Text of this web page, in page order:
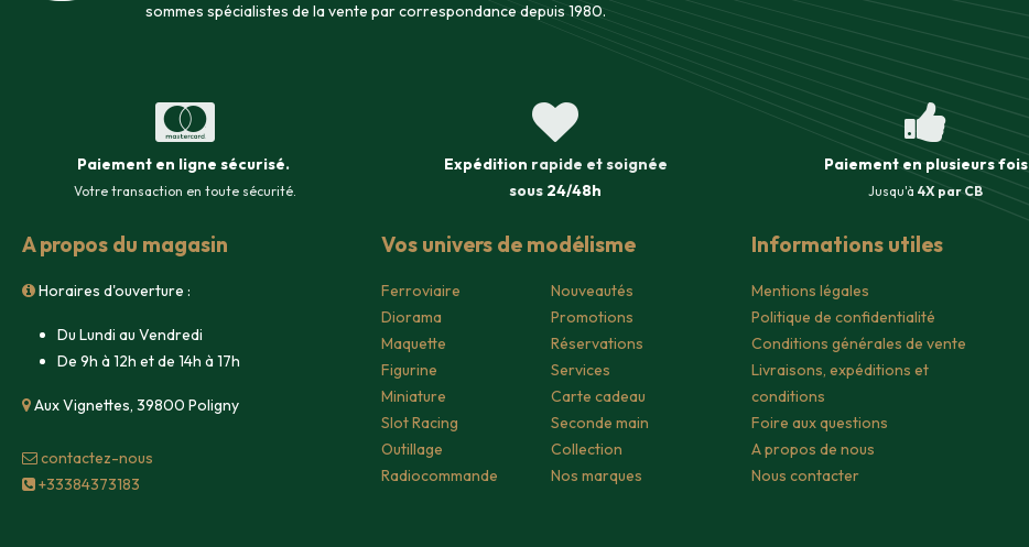
sommes spécialistes de la vente par correspondance depuis 1980.
Paiement en ligne sécurisé.
Votre transaction en toute sécurité.
Expédition rapide et soignée
sous 24/48h
Paiement en plusieurs fois
Jusqu'à 4X par CB
A propos du magasin
Horaires d'ouverture :
Du Lundi au Vendredi
De 9h à 12h et de 14h à 17h
Aux Vignettes, 39800 Poligny
contacte​z-nous
+33384373183
Vos univers de modélisme
Ferroviaire
Diorama
Maquette
Figurine
Miniature
Slot Racing
Outillage
Radiocommande
Nouveautés
Promotions
Réservations
Services
Carte cadeau
Seconde main
Collection
Nos marques
Informations utiles
Mentions légales
Politique de confidentialité
Conditions générales de vente
Livraisons, expéditions et
conditions
Foire aux questions
A propos de nous
Nous contacter